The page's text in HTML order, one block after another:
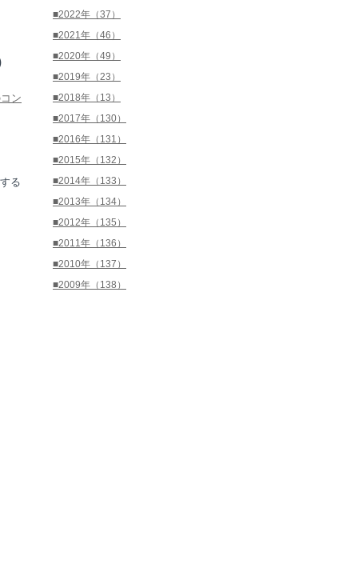
ン
る
■2022年（37）
■2021年（46）
■2020年（49）
■2019年（23）
■2018年（13）
■2017年（130）
■2016年（131）
■2015年（132）
■2014年（133）
■2013年（134）
■2012年（135）
■2011年（136）
■2010年（137）
■2009年（138）